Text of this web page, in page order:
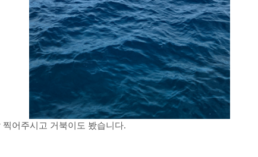
어주시고 거북이도 봤습니다.